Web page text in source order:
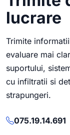
lucrare
Trimite
evaluare mai
suportului,
cu infiltratii si
strapungeri.
075.19.14.691